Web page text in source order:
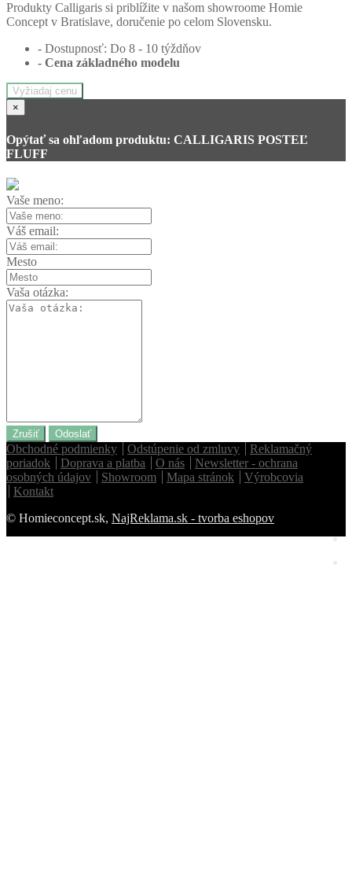
Produkty Calligaris si priblížite v našom showroome Homie
Concept v Bratislave, doručenie po celom Slovensku.
- Dostupnosť: Do 8 - 10 týždňov
- Cena základného modelu
Vyžiadaj cenu
×
Opýtať sa ohľadom produktu: CALLIGARIS POSTEĽ
FLUFF
Vaše meno:
Váš email:
Mesto
Vaša otázka:
Zrušiť Odoslať
Obchodné podmienky Odstúpenie od zmluvy
Reklamačný
poriadok
Doprava a platba O nás
Newsletter - ochrana
osobných údajov
Showroom Mapa stránok
Výrobcovia
Kontakt
© Homieconcept.sk, NajReklama.sk - tvorba eshopov